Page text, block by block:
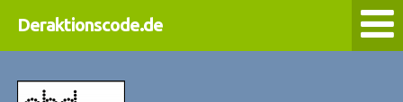
Deraktionscode.de